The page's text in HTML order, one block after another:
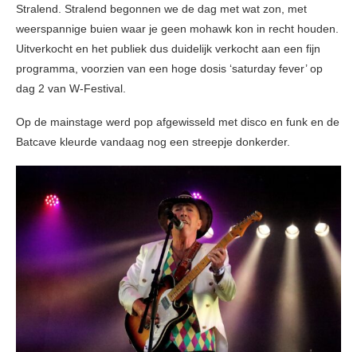
Stralend. Stralend begonnen we de dag met wat zon, met
weerspannige buien waar je geen mohawk kon in recht houden.
Uitverkocht en het publiek dus duidelijk verkocht aan een fijn
programma, voorzien van een hoge dosis ‘saturday fever’ op
dag 2 van W-Festival.
Op de mainstage werd pop afgewisseld met disco en funk en de
Batcave kleurde vandaag nog een streepje donkerder.